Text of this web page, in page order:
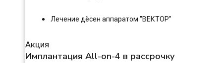
Лечение дёсен аппаратом "ВЕКТОР"
Акция
Имплантация All-on-4 в рассрочку